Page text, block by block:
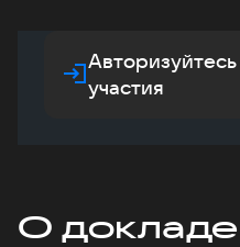
Авторизуйтесь
участия
О докладе